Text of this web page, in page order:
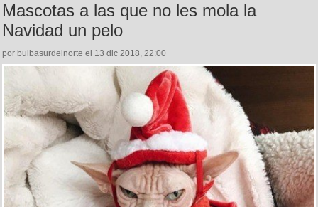
Mascotas a las que no les mola la
Navidad un pelo
por bulbasurdelnorte el 13 dic 2018, 22:00